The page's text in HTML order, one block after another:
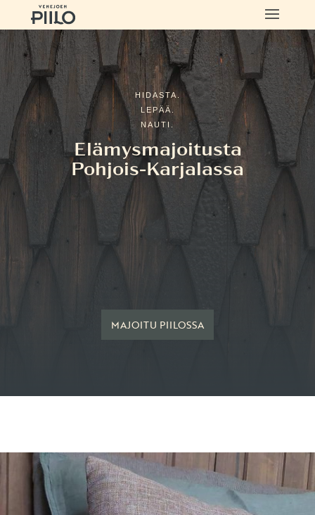
HIDASTA.
LEPÄÄ.
NAUTI.
Elämysmajoitusta
Pohjois-Karjalassa
MAJOITU PIILOSSA